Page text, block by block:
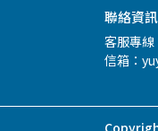
聯絡資訊
客服專
信箱：